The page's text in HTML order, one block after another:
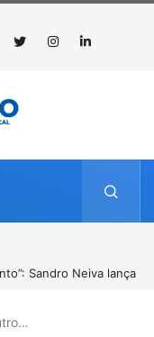
o Prêmio de Redação e